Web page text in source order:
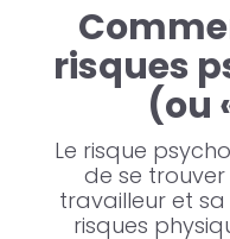
risques
(ou
Le risque
de se
travailleur et
risques